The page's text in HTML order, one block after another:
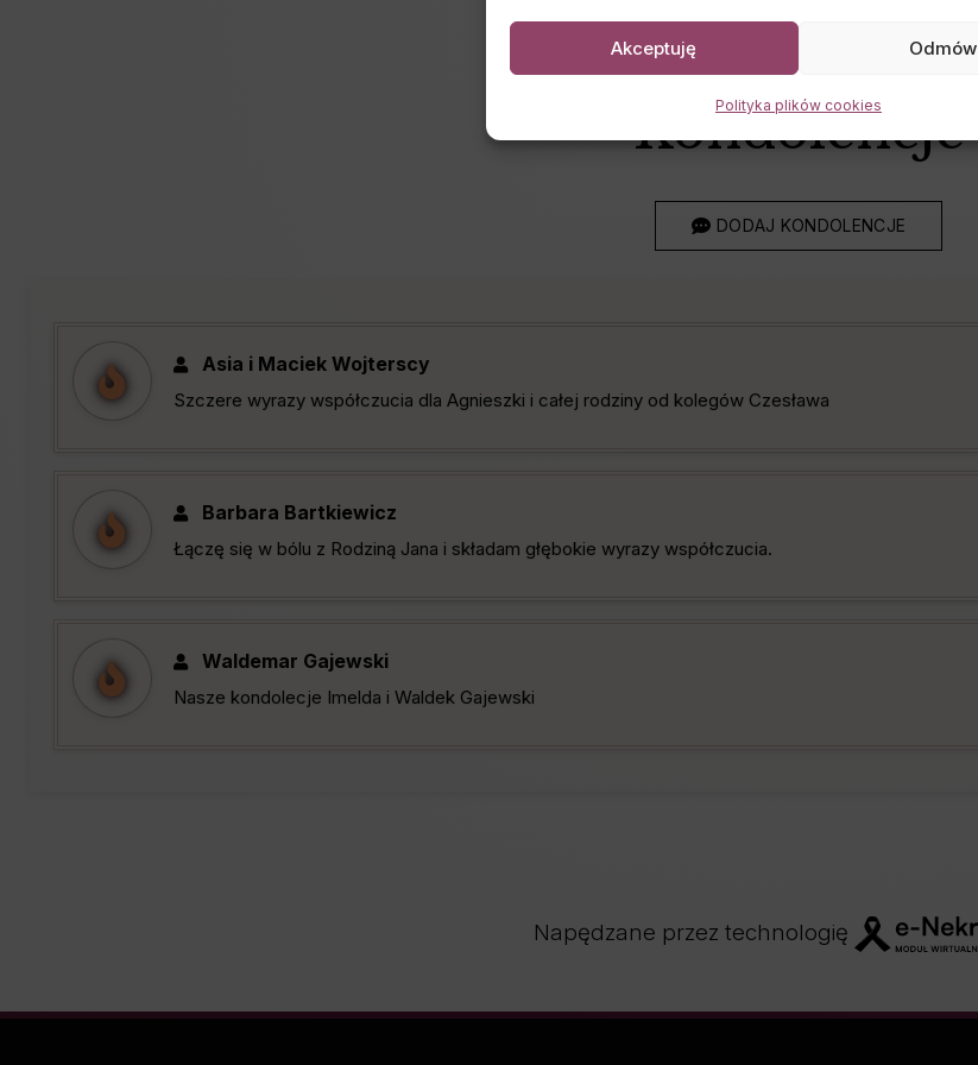
Akceptuję Odmów
Polityka plików cookies
Kondolencje
DODAJ KONDOLENCJE
Asia i Maciek Wojterscy
Szczere wyrazy współczucia dla Agnieszki i całej rodziny od kolegów Czesława
Barbara Bartkiewicz
Łączę się w bólu z Rodziną Jana i składam głębokie wyrazy współczucia.
Waldemar Gajewski
Nasze kondolecje Imelda i Waldek Gajewski
Napędzane przez technologię